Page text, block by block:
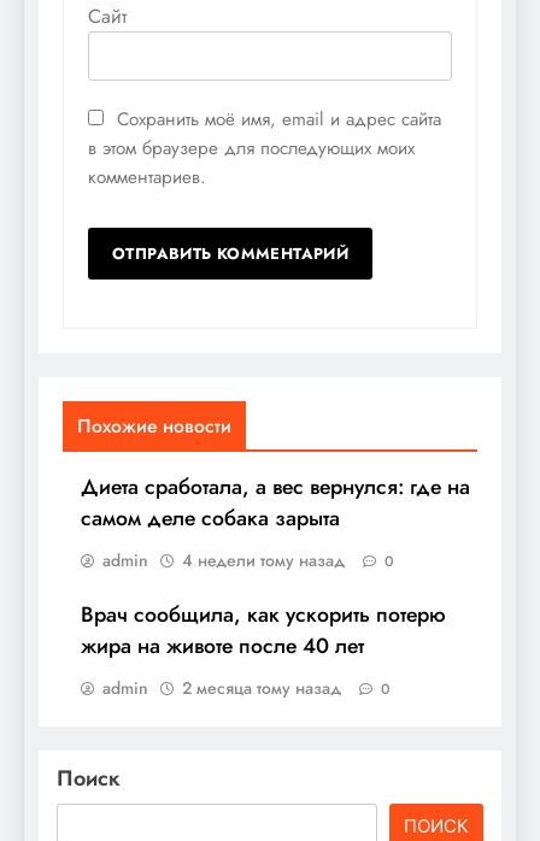
Сайт
Сохранить моё имя, email и адрес сайта
в этом браузере для последующих моих
комментариев.
Похожие новости
Диета сработала, а вес вернулся: где на
самом деле собака зарыта
admin 4 недели тому назад 0
Врач сообщила, как ускорить потерю
жира на животе после 40 лет
admin 2 месяца тому назад 0
Поиск
ПОИСК